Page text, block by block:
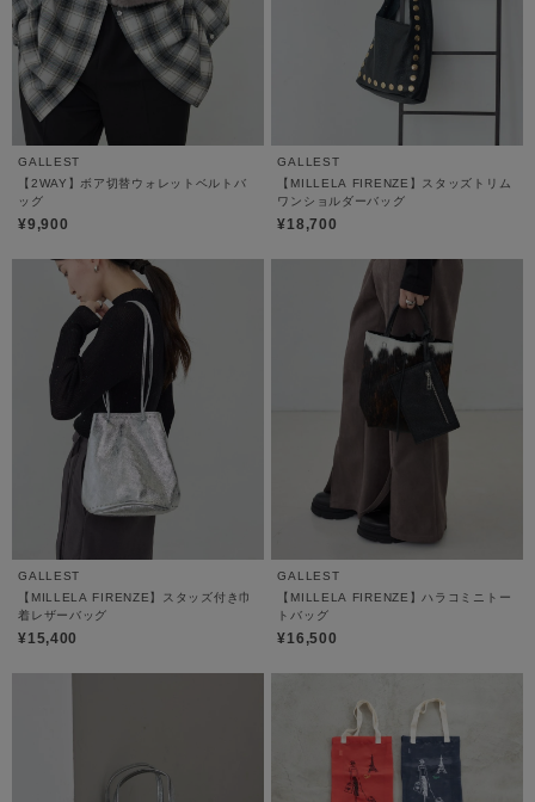
GALLEST
【2WAY】ボア切替ウォレットベルトバ
ッグ
¥9,900
GALLEST
【MILLELA FIRENZE】スタッズトリム
ワンショルダーバッグ
¥18,700
GALLEST
【MILLELA FIRENZE】スタッズ付き巾
着レザーバッグ
¥15,400
GALLEST
【MILLELA FIRENZE】ハラコミニトー
トバッグ
¥16,500